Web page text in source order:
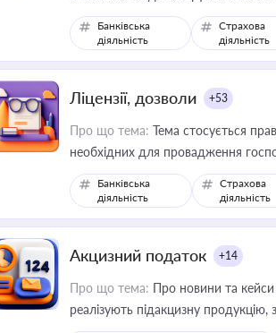
Банківська
діяльність
Страхова
діяльність
Ліцензії, дозволи +53
Про що тема: Тема стосується
необхідних для провадження
Банківська
діяльність
Страхова
діяльність
Акцизний податок +14
Про що тема: Про новини та
реалізують підакцизну